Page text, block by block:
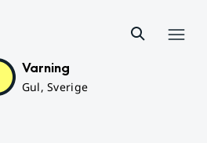
Varning
Gul, Sverige